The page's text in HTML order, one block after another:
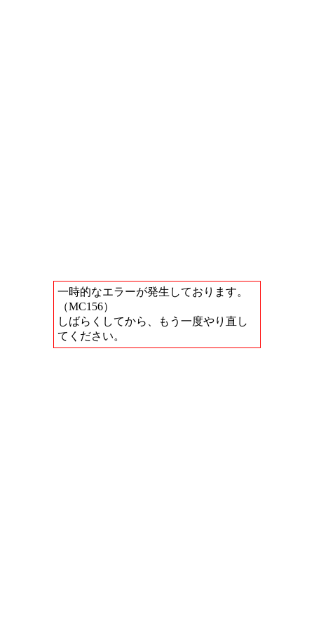
一時的なエラーが発生しております。
（MC156）
しばらくしてから、もう一度やり直し
てください。